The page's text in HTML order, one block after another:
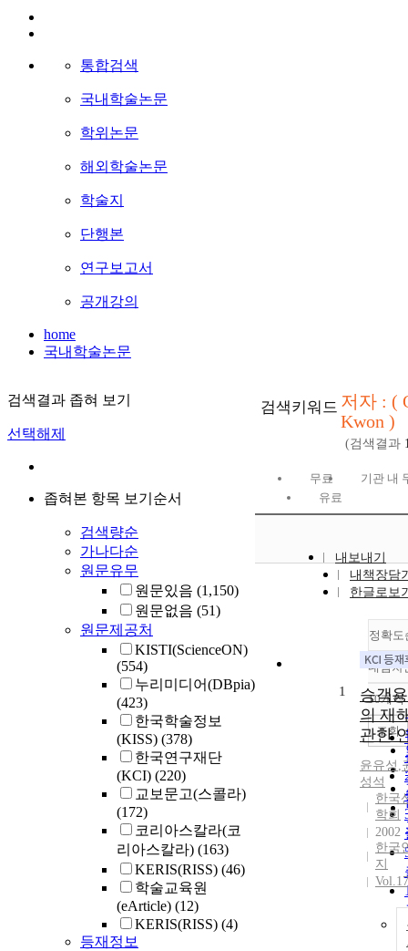
통합검색
국내학술논문
학위논문
해외학술논문
학술지
단행본
연구보고서
공개강의
home
국내학술논문
검색결과 좁혀 보기
선택해제
좁혀본 항목 보기순서
검색량순
가나다순
원문유무
원문있음 (1,150)
원문없음 (51)
원문제공처
KISTI(ScienceON)
(554)
누리미디어(DBpia)
(423)
한국학술정보
(KISS) (378)
한국연구재단
(KCI) (220)
교보문고(스콜라)
(172)
코리아스칼라(코
리아스칼라) (163)
KERIS(RISS) (46)
학술교육원
(eArticle) (12)
KERIS(RISS) (4)
등재정보
검색키워드 저자 : (
Kwon )
(검색결과
무료
기관 내
유료
내보내기
내책장담
한글로보
정확도
내림차
10개씩
조회
1
승객
의 재
관한
윤유성 ,
성석
한국
학회
2002
한국
지